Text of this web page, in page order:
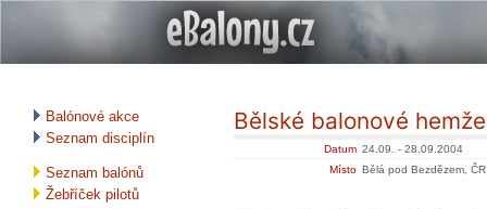
Balónové akce
Seznam disciplín
Seznam balónů
Žebříček pilotů
Bělské balonové
Datum 24.09. - 28.09.2004
Místo Bělá pod Bezdězem, ČR